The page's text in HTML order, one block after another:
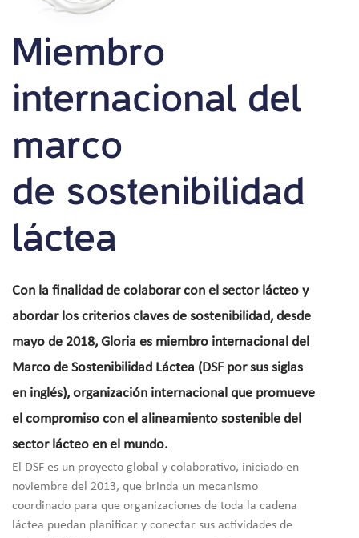
Miembro
internacional del
marco
de sostenibilidad
láctea
Con la finalidad de colaborar con el sector lácteo y
abordar los criterios claves de sostenibilidad, desde
mayo de 2018, Gloria es miembro internacional del
Marco de Sostenibilidad Láctea (DSF por sus siglas
en inglés), organización internacional que promueve
el compromiso con el alineamiento sostenible del
sector lácteo en el mundo.
El DSF es un proyecto global y colaborativo, iniciado en
noviembre del 2013, que brinda un mecanismo
coordinado para que organizaciones de toda la cadena
láctea puedan planificar y conectar sus actividades de